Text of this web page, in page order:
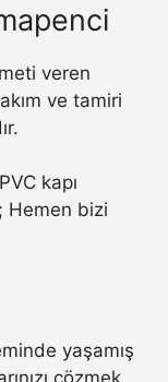
veren
ve tamiri
kapı
Hemen bizi
yaşamış
çözmek